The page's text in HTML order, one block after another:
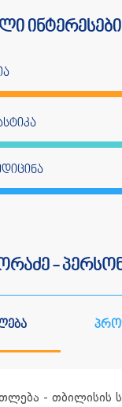
ინტერესები
-
- თბილისის